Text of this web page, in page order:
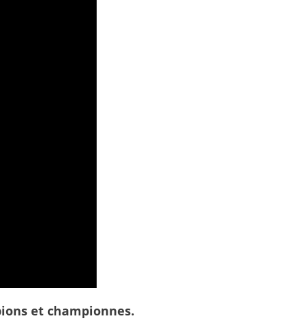
et championnes.